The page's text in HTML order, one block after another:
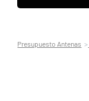
Presupuesto Antenas